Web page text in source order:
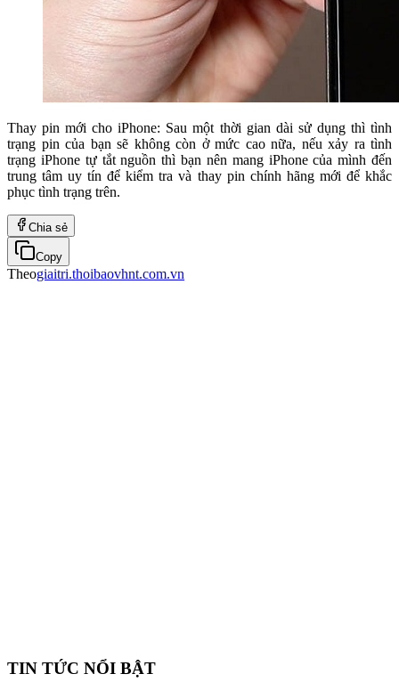
Thay pin mới cho iPhone: Sau một thời gian dài sử dụng thì tình
trạng pin của bạn sẽ không còn ở mức cao nữa, nếu xảy ra tình
trạng iPhone tự tắt nguồn thì bạn nên mang iPhone của mình đến
trung tâm uy tín để kiểm tra và thay pin chính hãng mới để khắc
phục tình trạng trên.
Chia sẻ
Copy
Theogiaitri.thoibaovhnt.com.vn
TIN TỨC NỔI BẬT